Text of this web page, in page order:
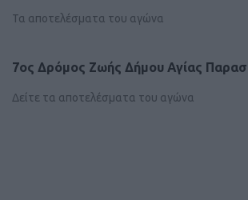
Τα αποτελέσματα του αγώνα
7ος Δρόμος Ζωής Δήμου Αγίας
Δείτε τα αποτελέσματα του αγώνα